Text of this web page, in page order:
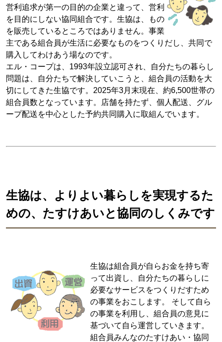
営利追求が第一の目的の企業と違って、営利
を目的にしない協同組合です。生協は、もの
を販売しているところではありません。事業
主である組合員が生活に必要なものをつくりだし、共同で
購入してわけあう場なのです。
エル・コープは、1993年設立認可され、自分たちの暮らし
問題は、自分たちで解決していこうと、組合員の活動を大
切にしてきた生協です。2025年3月末現在、約6,500世帯の
組合員数となっています。店舗を持たず、個人配送、グル
ープ配送を中心とした予約共同購入に取組んでいます。
生協は、よりよい暮らしを実現するた
めの、たすけあいと協同のしくみです
生協は組合員が自らお金を持ち寄
って出資し、自分たちの暮らしに
必要なサービスをつくりだすため
の事業をおこします。 そして自ら
の事業を利用し、組合員の意見に
基づいて自ら運営していきます。
組合員みんなのたすけあい・協同